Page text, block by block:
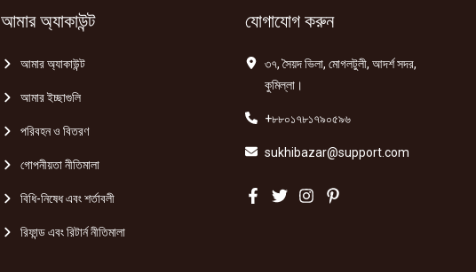
আমার অ্যাকাউন্ট
আমার অ্যাকাউন্ট
আমার ইচ্ছাগুলি
পরিবহন ও বিতরণ
গোপনীয়তা নীতিমালা
বিধি-নিষেধ এবং শর্তাবলী
রিফান্ড এবং রিটার্ন নীতিমালা
যোগাযোগ করুন
৩৭, সৈয়দ ভিলা, মোগলটুলী, আদর্শ সদর,
কুমিল্লা।
+৮৮০১৭৮১৭৯০৫৯৬
sukhibazar@support.com